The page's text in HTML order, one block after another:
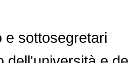
e sottosegretari